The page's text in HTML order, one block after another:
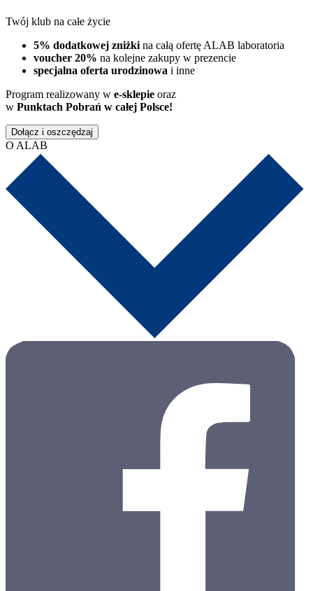
Twój klub na całe życie
5% dodatkowej zniżki na całą ofertę ALAB laboratoria
voucher 20% na kolejne zakupy w prezencie
specjalna oferta urodzinowa i inne
Program realizowany w e-sklepie oraz
w Punktach Pobrań w całej Polsce!
Dołącz i oszczędzaj
O ALAB